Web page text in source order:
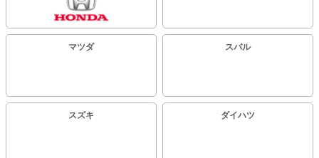
マツダ スバル
スズキ ダイハツ